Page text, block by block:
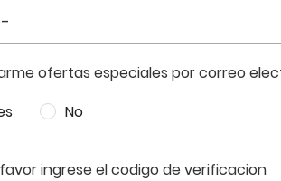
ofertas especiales por correo
No
ingrese el codigo de verificacion